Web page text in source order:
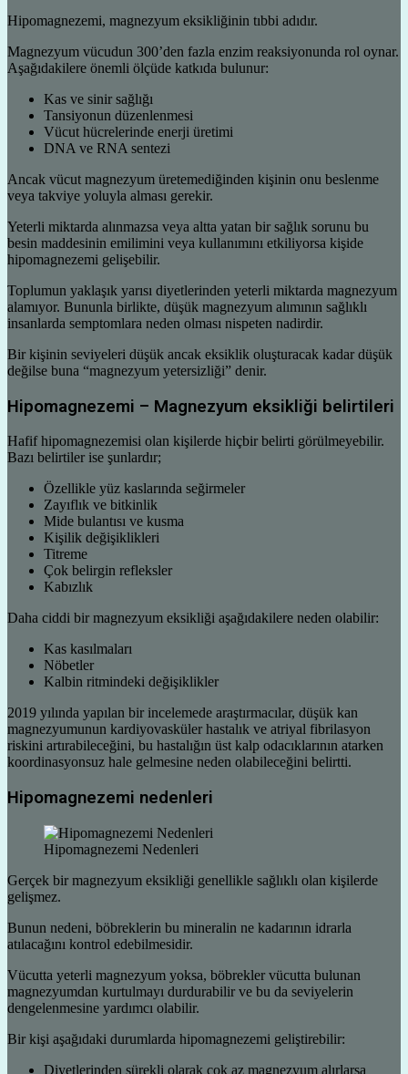
Hipomagnezemi, magnezyum eksikliğinin tıbbi adıdır.
Magnezyum vücudun 300’den fazla enzim reaksiyonunda rol oynar.
Aşağıdakilere önemli ölçüde katkıda bulunur:
Kas ve sinir sağlığı
Tansiyonun düzenlenmesi
Vücut hücrelerinde enerji üretimi
DNA ve RNA sentezi
Ancak vücut magnezyum üretemediğinden kişinin onu beslenme
veya takviye yoluyla alması gerekir.
Yeterli miktarda alınmazsa veya altta yatan bir sağlık sorunu bu
besin maddesinin emilimini veya kullanımını etkiliyorsa kişide
hipomagnezemi gelişebilir.
Toplumun yaklaşık yarısı diyetlerinden yeterli miktarda magnezyum
alamıyor. Bununla birlikte, düşük magnezyum alımının sağlıklı
insanlarda semptomlara neden olması nispeten nadirdir.
Bir kişinin seviyeleri düşük ancak eksiklik oluşturacak kadar düşük
değilse buna “magnezyum yetersizliği” denir.
Hipomagnezemi – Magnezyum eksikliği belirtileri
Hafif hipomagnezemisi olan kişilerde hiçbir belirti görülmeyebilir.
Bazı belirtiler ise şunlardır;
Özellikle yüz kaslarında seğirmeler
Zayıflık ve bitkinlik
Mide bulantısı ve kusma
Kişilik değişiklikleri
Titreme
Çok belirgin refleksler
Kabızlık
Daha ciddi bir magnezyum eksikliği aşağıdakilere neden olabilir:
Kas kasılmaları
Nöbetler
Kalbin ritmindeki değişiklikler
2019 yılında yapılan bir incelemede araştırmacılar, düşük kan
magnezyumunun kardiyovasküler hastalık ve atriyal fibrilasyon
riskini artırabileceğini, bu hastalığın üst kalp odacıklarının atarken
koordinasyonsuz hale gelmesine neden olabileceğini belirtti.
Hipomagnezemi nedenleri
Hipomagnezemi Nedenleri
Gerçek bir magnezyum eksikliği genellikle sağlıklı olan kişilerde
gelişmez.
Bunun nedeni, böbreklerin bu mineralin ne kadarının idrarla
atılacağını kontrol edebilmesidir.
Vücutta yeterli magnezyum yoksa, böbrekler vücutta bulunan
magnezyumdan kurtulmayı durdurabilir ve bu da seviyelerin
dengelenmesine yardımcı olabilir.
Bir kişi aşağıdaki durumlarda hipomagnezemi geliştirebilir:
Diyetlerinden sürekli olarak çok az magnezyum alırlarsa